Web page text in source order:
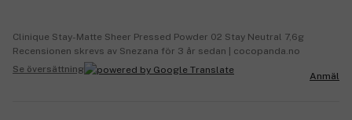
Clinique Stay-Matte Sheer Pressed Powder 02 Stay Neutral 7,6g
Recensionen skrevs av Snezana för 3 år sedan | cocopanda.no
Se översättning
Anmäl